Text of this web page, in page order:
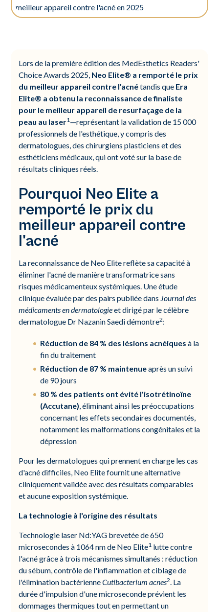
Lors de la première édition des MedEsthetics Readers'
Choice Awards 2025, Neo Elite® a remporté le prix
du meilleur appareil contre l'acnétandis que Era
Elite® a obtenu la reconnaissance de finaliste
pour le meilleur appareil de resurfaçage de la
peau au laser1—représentant la validation de 15 000
professionnels de l'esthétique, y compris des
dermatologues, des chirurgiens plasticiens et des
esthéticiens médicaux, qui ont voté sur la base de
résultats cliniques réels.
Pourquoi Neo Elite a
remporté le prix du
meilleur appareil contre
l'acné
La reconnaissance de Neo Elite reflète sa capacité à
éliminer l'acné de manière transformatrice sans
risques médicamenteux systémiques. Une étude
clinique évaluée par des pairs publiée dans Journal des
médicaments en dermatologieet dirigé par le célèbre
dermatologue Dr Nazanin Saedi démontre2:
Réduction de 84 % des lésions acnéiques à la
fin du traitement
Réduction de 87 % maintenueaprès un suivi
de 90 jours
80 % des patients ont évité l'isotrétinoïne
(Accutane), éliminant ainsi les préoccupations
concernant les effets secondaires documentés,
notamment les malformations congénitales et la
dépression
Pour les dermatologues qui prennent en charge les cas
d'acné difficiles, Neo Elite fournit une alternative
cliniquement validée avec des résultats comparables
et aucune exposition systémique.
La technologie à l'origine des résultats
Technologie laser Nd:YAG brevetée de 650
microsecondes à 1064 nm de Neo Elite1 lutte contre
l'acné grâce à trois mécanismes simultanés : réduction
du sébum, contrôle de l'inflammation et ciblage de
l'élimination bactérienneCutibacterium acnes2. La
durée d'impulsion d'une microseconde prévient les
dommages thermiques tout en permettant un